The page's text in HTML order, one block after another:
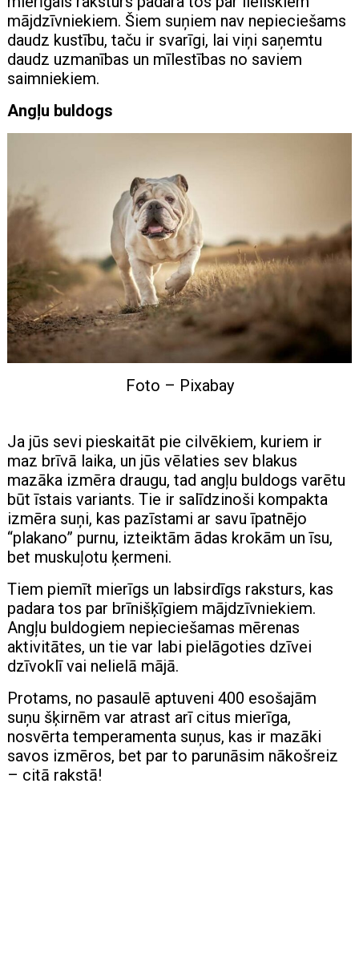
mājdzīvniekiem. Šiem suņiem nav nepieciešams
daudz kustību, taču ir svarīgi, lai viņi saņemtu
daudz uzmanības un mīlestības no saviem
saimniekiem.
Angļu buldogs
Foto – Pixabay
Ja jūs sevi pieskaitāt pie cilvēkiem, kuriem ir
maz brīvā laika, un jūs vēlaties sev blakus
mazāka izmēra draugu, tad angļu buldogs varētu
būt īstais variants. Tie ir salīdzinoši kompakta
izmēra suņi, kas pazīstami ar savu īpatnējo
“plakano” purnu, izteiktām ādas krokām un īsu,
bet muskuļotu ķermeni.
Tiem piemīt mierīgs un labsirdīgs raksturs, kas
padara tos par brīnišķīgiem mājdzīvniekiem.
Angļu buldogiem nepieciešamas mērenas
aktivitātes, un tie var labi pielāgoties dzīvei
dzīvoklī vai nelielā mājā.
Protams, no pasaulē aptuveni 400 esošajām
suņu šķirnēm var atrast arī citus mierīga,
nosvērta temperamenta suņus, kas ir mazāki
savos izmēros, bet par to parunāsim nākošreiz
– citā rakstā!